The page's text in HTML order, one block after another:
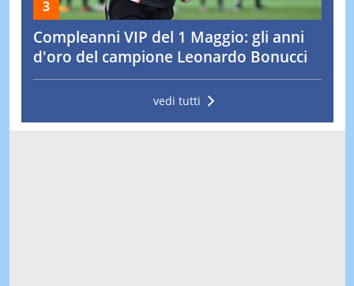
Compleanni VIP del 1 Maggio: gli anni
d'oro del campione Leonardo Bonucci
vedi tutti